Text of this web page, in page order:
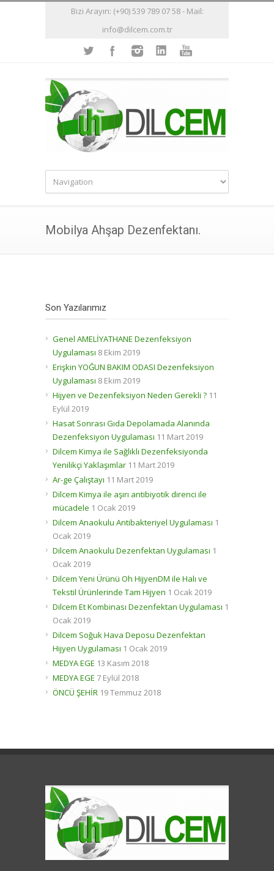
Bizi Arayın: (+90) 539 789 07 58 - Mail:
info@dilcem.com.tr
Mobilya Ahşap Dezenfektanı.
Son Yazılarımız
Genel AMELİYATHANE Dezenfeksiyon
Uygulaması 8 Ekim 2019
Erişkin YOĞUN BAKIM ODASI Dezenfeksiyon
Uygulaması 8 Ekim 2019
Hijyen ve Dezenfeksiyon Neden Gerekli ? 11
Eylül 2019
Hasat Sonrası Gıda Depolamada Alanında
Dezenfeksiyon Uygulaması 11 Mart 2019
Dilcem Kimya ile Sağlıklı Dezenfeksiyonda
Yenilikçi Yaklaşımlar 11 Mart 2019
Ar-ge Çalıştayı 11 Mart 2019
Dilcem Kimya ile aşırı antibiyotik direnci ile
mücadele 1 Ocak 2019
Dilcem Anaokulu Antibakteriyel Uygulaması 1
Ocak 2019
Dilcem Anaokulu Dezenfektan Uygulaması 1
Ocak 2019
Dilcem Yeni Ürünü Oh HijyenDM ile Halı ve
Tekstil Ürünlerinde Tam Hijyen 1 Ocak 2019
Dilcem Et Kombinası Dezenfektan Uygulaması 1
Ocak 2019
Dilcem Soğuk Hava Deposu Dezenfektan
Hijyen Uygulaması 1 Ocak 2019
MEDYA EGE 13 Kasım 2018
MEDYA EGE 7 Eylül 2018
ÖNCÜ ŞEHİR 19 Temmuz 2018